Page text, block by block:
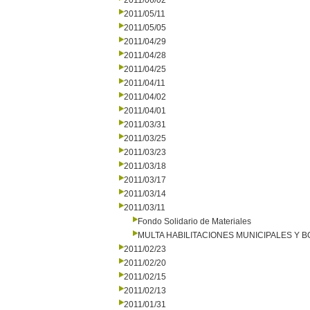
2011/05/11
2011/05/05
2011/04/29
2011/04/28
2011/04/25
2011/04/11
2011/04/02
2011/04/01
2011/03/31
2011/03/25
2011/03/23
2011/03/18
2011/03/17
2011/03/14
2011/03/11
Fondo Solidario de Materiales
MULTA HABILITACIONES MUNICIPALES Y
2011/02/23
2011/02/20
2011/02/15
2011/02/13
2011/01/31